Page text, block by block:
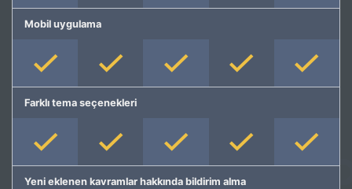
Mobil uygulama
Farklı tema seçenekleri
Yeni eklenen kavramlar hakkında bildirim alma